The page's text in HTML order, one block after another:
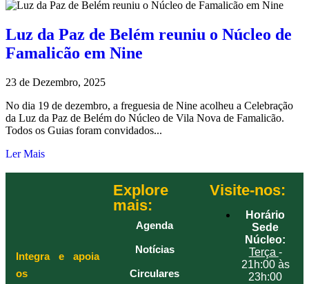
Luz da Paz de Belém reuniu o Núcleo de
Famalicão em Nine
23 de Dezembro, 2025
No dia 19 de dezembro, a freguesia de Nine acolheu a Celebração
da Luz da Paz de Belém do Núcleo de Vila Nova de Famalicão.
Todos os Guias foram convidados...
Ler Mais
Integra e apoia
os
Explore
mais:
Agenda
Notícias
Circulares
Visite-nos:
Horário
Sede
Núcleo:
Terça -
21h:00 às
23h:00